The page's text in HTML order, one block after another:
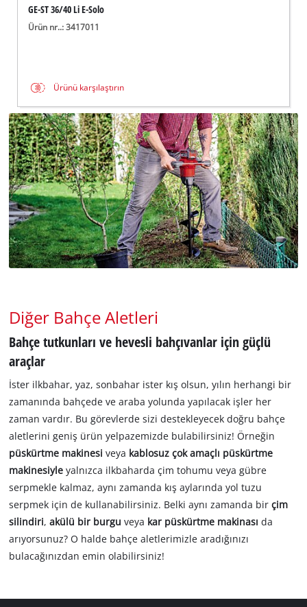
GE-ST 36/40 Li E-Solo
Ürün nr..: 3417011
Ürünü karşılaştırın
Diğer Bahçe Aletleri
Bahçe tutkunları ve hevesli bahçıvanlar için güçlü
araçlar
İster ilkbahar, yaz, sonbahar ister kış olsun, yılın herhangi bir
zamanında bahçede ve araba yolunda yapılacak işler her
zaman vardır. Bu görevlerde sizi destekleyecek doğru bahçe
aletlerini geniş ürün yelpazemizde bulabilirsiniz! Örneğin
püskürtme makinesiveya kablosuz çok amaçlı püskürtme
makinesiyleyalnızca ilkbaharda çim tohumu veya gübre
serpmekle kalmaz, aynı zamanda kış aylarında yol tuzu
serpmek için de kullanabilirsiniz. Belki aynı zamanda birçim
silindiri,akülü bir burguveya kar püskürtme makinasıda
arıyorsunuz? O halde bahçe aletlerimizle aradığınızı
bulacağınızdan emin olabilirsiniz!